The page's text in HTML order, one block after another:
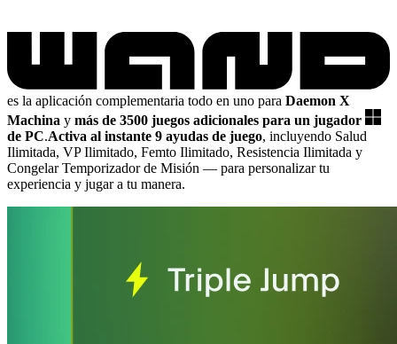
es la aplicación complementaria todo en uno para Daemon X
Machina y más de 3500 juegos adicionales para un jugador
de PC.Activa al instante 9 ayudas de juego, incluyendo Salud
Ilimitada, VP Ilimitado, Femto Ilimitado, Resistencia Ilimitada y
Congelar Temporizador de Misión — para personalizar tu
experiencia y jugar a tu manera.